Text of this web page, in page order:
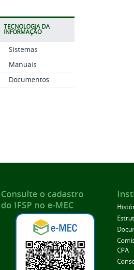
TECNOLOGIA DA
INFORMAÇÃO
Sistemas
Manuais
Documentos
Consulte o cadastro
do IFSP no e-MEC
CPA